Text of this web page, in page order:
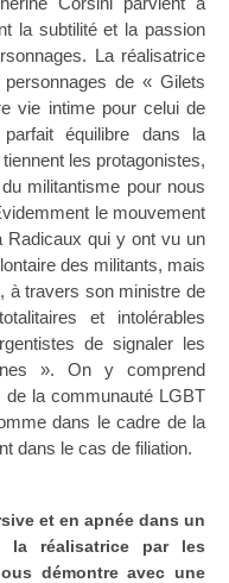
la subtilité et la passion
La réalisatrice
de « Gilets
vie intime pour celui de
équilibre dans la
les protagonistes,
militantisme pour nous
le mouvement
Radicaux qui y ont vu un
des militants, mais
à travers son ministre de
et intolérables
de signaler les
». On y comprend
la communauté LGBT
dans le cadre de la
dans le cas de filiation.
et en apnée dans un
la réalisatrice par les
démontre avec une